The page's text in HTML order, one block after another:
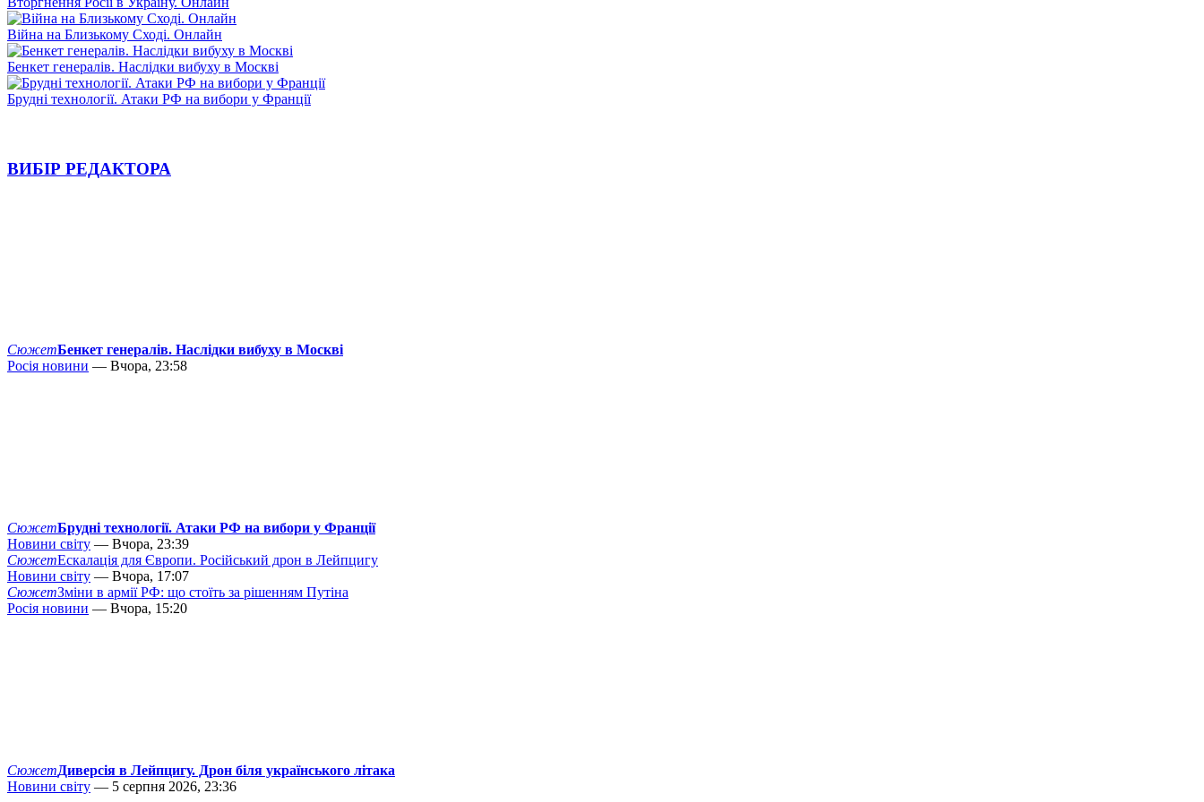
Війна на Близькому Сході. Онлайн
Бенкет генералів. Наслідки вибуху в Москві
Брудні технології. Атаки РФ на вибори у Франції
ВИБІР РЕДАКТОРА
СюжетБенкет генералів. Наслідки вибуху в Москві
Росія новини — Вчора, 23:58
СюжетБрудні технології. Атаки РФ на вибори у Франції
Новини світу — Вчора, 23:39
СюжетЕскалація для Європи. Російський дрон в Лейпцигу
Новини світу — Вчора, 17:07
СюжетЗміни в армії РФ: що стоїть за рішенням Путіна
Росія новини — Вчора, 15:20
СюжетДиверсія в Лейпцигу. Дрон біля українського літака
Новини світу — 5 серпня 2026, 23:36